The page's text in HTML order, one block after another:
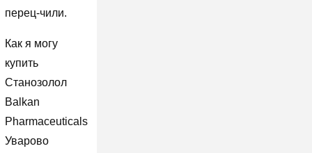
перец-чили.
Как я могу
купить
Станозолол
Balkan
Pharmaceuticals
Уварово